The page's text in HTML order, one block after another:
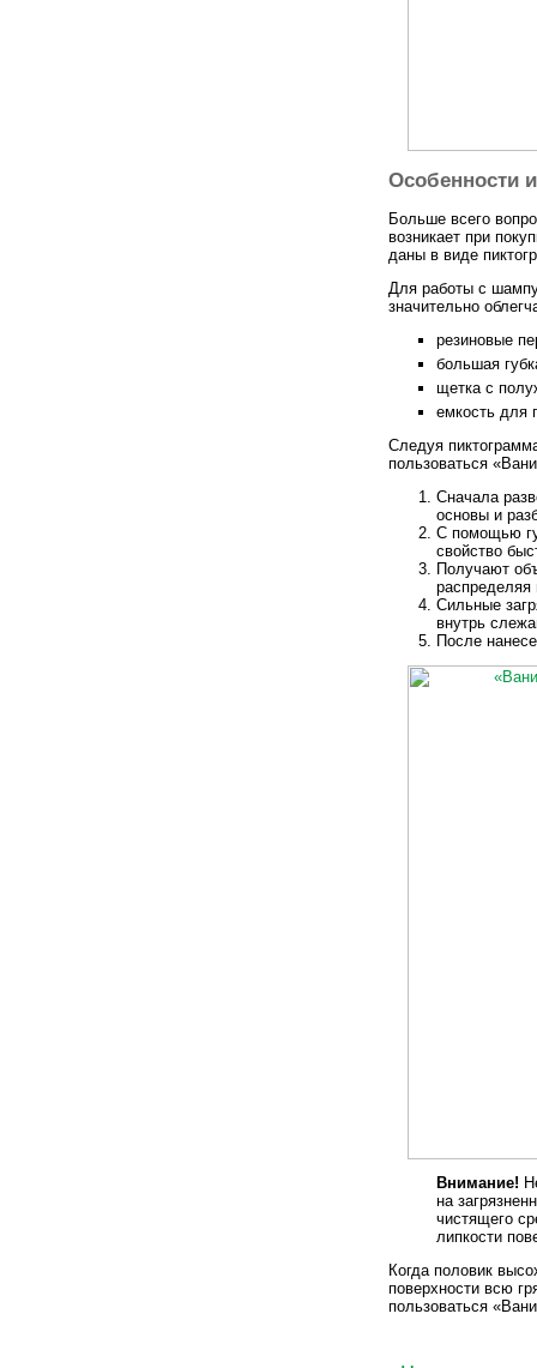
Особенности
Больше всего
возникает при
даны в виде
Для работы с
значительно
резиновые
большая
щетка с
емкость для
Следуя
пользоваться
Сначала
основы и
С помощью
свойство
Получают
распределяя
Сильные
внутрь
После
Внимание!
на
чистящего
липкости
Когда половик
поверхности всю
пользоваться